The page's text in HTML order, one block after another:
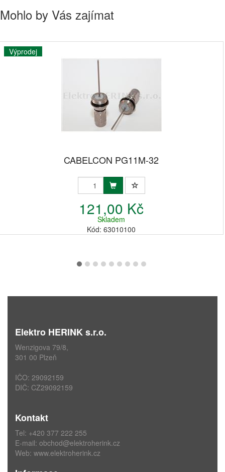
Mohlo by Vás zajímat
Výprodej
CABELCON PG11M-32
121,00 Kč
Skladem
Kód: 63010100
Elektro HERINK s.r.o.
Wenzigova 79/8,
301 00 Plzeň
IČO: 29092159
DIČ: CZ29092159
Kontakt
Tel: +420 377 222 255
E-mail: obchod@elektroherink.cz
Web: www.elektroherink.cz